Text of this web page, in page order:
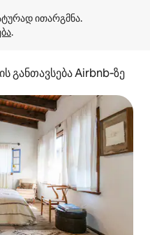
.
განთავსება Airbnb‑ზე